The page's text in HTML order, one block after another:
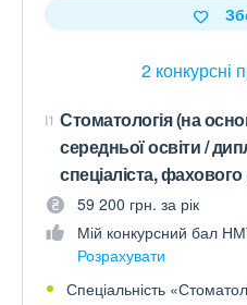
2 конкурсні
I1 Стоматологія (на
середньої освіти /
спеціаліста,
59 200 грн. за рік
Мій конкурсний бал
Розрахувати
Спеціальність